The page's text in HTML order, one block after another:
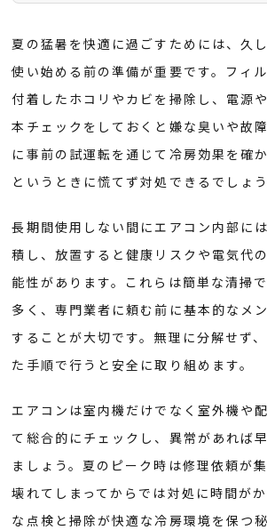
夏の猛暑を快適に過ごすためには、久
使い始める前の準備が重要です。フィ
付着したホコリやカビを掃除し、電源
本チェックをしておくと嫌な臭いや故
に事前の試運転を通じて冷房効果を確
というときに慌てず対処できるでしょう
長期間使用しない間にエアコン内部に
積し、放置すると健康リスクや電気代
能性があります。これらは簡単な清掃
多く、専門業者に頼む前に基本的なメ
することが大切です。無理に分解せず
た手順で行うと安全に取り組めます。
エアコンは室内機だけでなく室外機や
て総合的にチェックし、異常があれば
ましょう。夏のピーク時は修理依頼が
壊れてしまってからでは対処に時間が
な点検と掃除が快適な冷房環境を保つ秘